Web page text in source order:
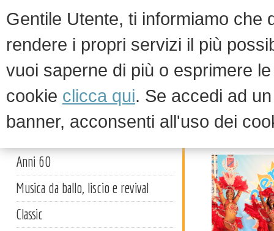
Gentile Utente, ti informiamo che
rendere i propri servizi il più
vuoi saperne di più o esprimere
cookie clicca qui. Se accedi ad
banner, acconsenti all'uso dei
Artisti
Anni 60
Musica da ballo, liscio e revival
Classic